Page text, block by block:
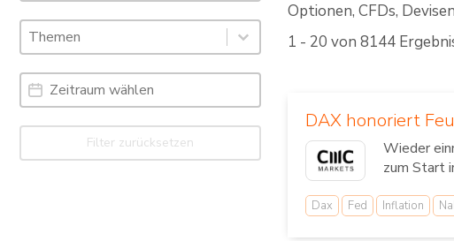
Schlagworte: Trading News & Webinare
Select content
Select content
Date Range
Date
Filter zurücksetzen
Optionen, CFDs,
1 - 20 von 8144
DAX honoriert
Wieder
zum Start
Dax Fed Inflation